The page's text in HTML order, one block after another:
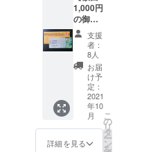
での販
売を考
えてい
る商品
です。
感謝の
気持ち
いっぱ
いのお
礼の手
紙を添
頭での
せてい
ただき
ます。
※有効期
限内
は、何
度でも
ご利用
可能で
す。 ※
特典の
有効期
限は、
にさせ
ていた
だきま
す！！
※有効期
限内
は、何
度でも
ご利用
可能で
す。 ※
有効期
クが描
かれて
いま
す。下
の文字
は、
French
Restau
rant
Gin2で
謝の気
送の準
備が整
いまし
たら、
お届け
日を
メール
でご案
内させ
ていた
だきま
す。 ★
スペ
海老・
フォア
グラ・
牛ヒレ
肉のス
テーキ
etc. TV
でも紹
介され
た超豪
華な当
店1番人
気の
1,000円
の御食
事券を
11枚を3
セッ
ト】
3,000円
得！！
感謝の
気持ち
いっぱ
いのお
支援
者：
8人
お届
け予
定：
2021
年10
月
詳細を見る
こ
の
リ
タ
ー
ン
を